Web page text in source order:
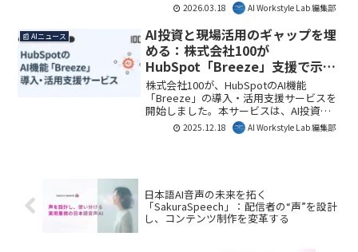
を発表しました。この協業は、AIエージ
ェントとGPUアクセラレーションを活用
し、産業界に前例のない規模とスピード
での変革をもたらします。AI Workstyle
Lab編集部としては、この動きが新たな産
業革命の幕開けであると注目していま
す。
2026.03.18 AI Workstyle Lab 編集部
📰 AIニュース
AI投資と現場活用のギャップを埋
める：株式会社100が
HubSpot「Breeze」支援で示す
AI定着化の未来
株式会社100が、HubSpotのAI機能
「Breeze」の導入・活用支援サービスを
開始しました。本サービスは、AI投資と
現場活用のギャップを解消し、CRMデー
タを起点にAIを業務に定着させること
企業のAI活用を実運用レベルに引き上げ
る重要な一歩と見ています。
2025.12.18 AI Workstyle Lab 編集部
日本語AI音声の未来を拓く
「SakuraSpeech」：配信者の“声”を設計
し、コンテンツ制作を変革する